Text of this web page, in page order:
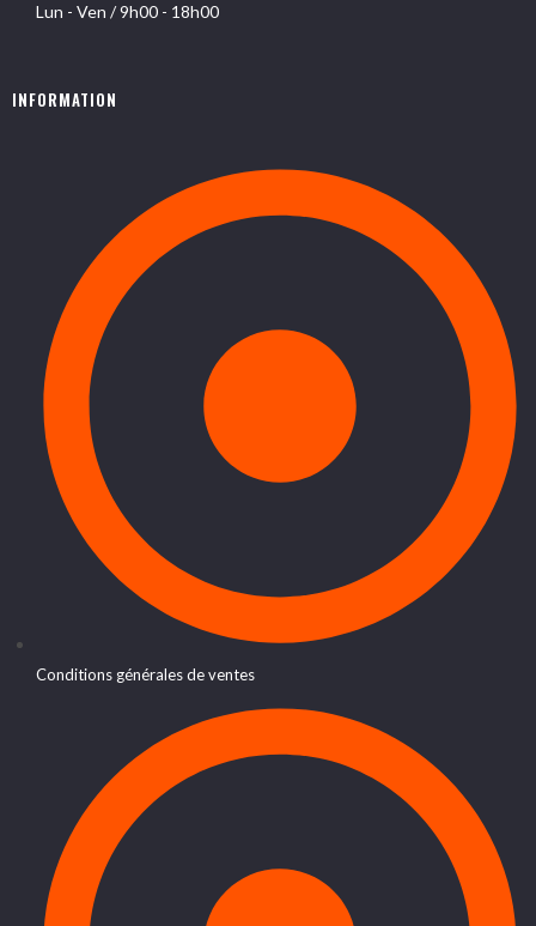
Lun - Ven / 9h00 - 18h00
INFORMATION
Conditions générales de ventes